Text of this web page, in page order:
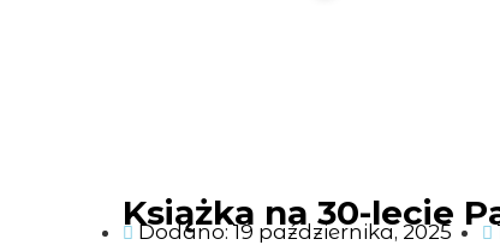
Książka na 30-lecie
Dodano:19 października, 2025